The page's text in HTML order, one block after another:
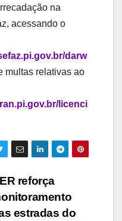
na
acessando o
darw
multas relativas ao
licenci
reforça
estradas do